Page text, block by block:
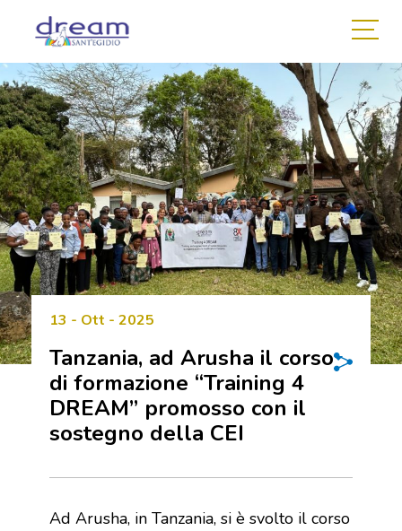
13 - Ott - 2025
Tanzania, ad Arusha il corso
di formazione “Training 4
DREAM” promosso con il
sostegno della CEI
Ad Arusha, in Tanzania, si è svolto il corso